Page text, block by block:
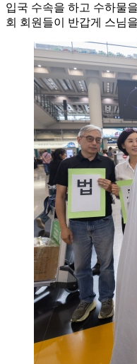
입국 수속을 하고 수하물
회 회원들이 반갑게 스님